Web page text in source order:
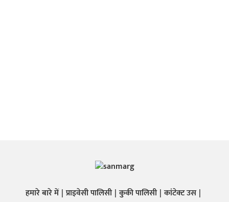
हमारे बारे में प्राइवेसी पालिसी कुकी पालिसी कांटेक्ट उस